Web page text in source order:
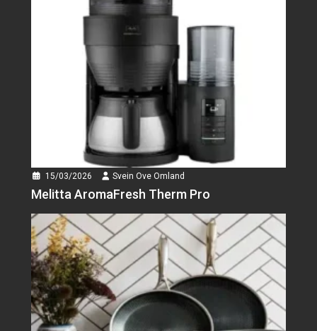
Svein Ove Omland
Ertesuppe med
svineknoke
Suppen trenger litt
planlegging, men den krever
Svein Ove Omland
Northman Barbell™
Hjemmetrening Sett
Treningssenter er ikke noe alle
ønsker å gå...
Svein Ove Omland
Ecowitt HP2564
Wittboy Pro 7
WS90 er Ecowitts mest
avanserte utendørssensor, og
den...
15/03/2026 Svein Ove Omland
Melitta AromaFresh Therm Pro